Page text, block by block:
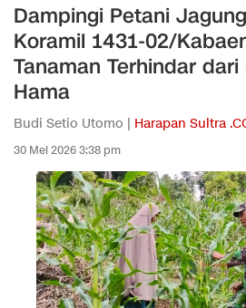
Dampingi Petani
Koramil 1431-02/
Tanaman Terhindar dari
Hama
Budi Setio Utomo | Harapan Sultra
30 Mei 2026 3:38 pm